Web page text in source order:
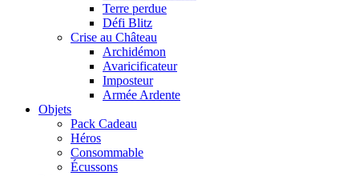
Terre perdue
Défi Blitz
Crise au Château
Archidémon
Avaricificateur
Imposteur
Armée Ardente
Objets
Pack Cadeau
Héros
Consommable
Écussons